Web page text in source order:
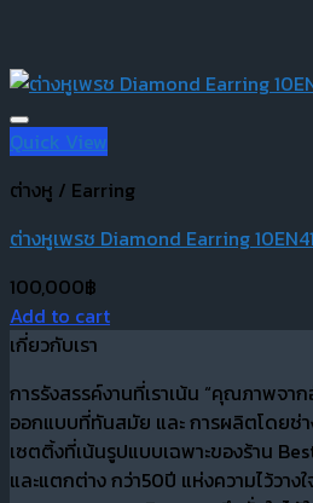
Quick View
ต่างหู / Earring
ต่างหูเพรช Diamond Earring
100,000฿
Add to cart
เกี่ยวกับเรา
การรังสรรค์งานที่เราเน้น “คุณภาพจ
ออกแบบที่ทันสมัย และ การผลิตโดยช่
เซตติ้งที่เน้นรูปแบบเฉพาะของร้าน
และแตกต่าง กว่า50ปี แห่งความไว้วา